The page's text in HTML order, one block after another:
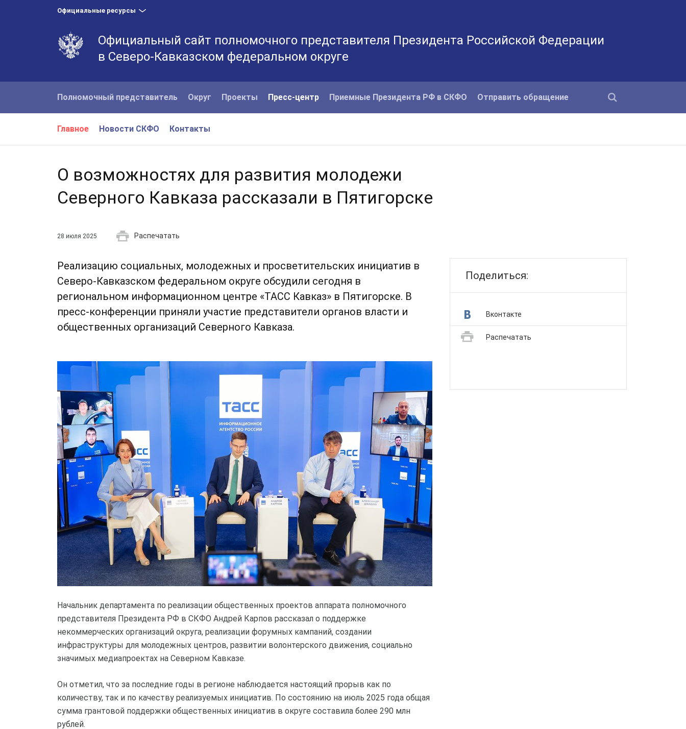
Официальные ресурсы
Официальный сайт полномочного представителя Президента Российской Федерации
в Северо-Кавказском федеральном округе
Полномочный представитель Округ Проекты Пресс-центр Приемные Президента РФ в СКФО Отправить обращение
Главное Новости СКФО Контакты
О возможностях для развития молодежи
Северного Кавказа рассказали в Пятигорске
28 июля 2025 Распечатать
Реализацию социальных, молодежных и просветительских инициатив в
Северо-Кавказском федеральном округе обсудили сегодня в
региональном информационном центре «ТАСС Кавказ» в Пятигорске. В
пресс-конференции приняли участие представители органов власти и
общественных организаций Северного Кавказа.
Начальник департамента по реализации общественных проектов аппарата полномочного
представителя Президента РФ в СКФО Андрей Карпов рассказал о поддержке
некоммерческих организаций округа, реализации форумных кампаний, создании
инфраструктуры для молодежных центров, развитии волонтерского движения, социально
значимых медиапроектах на Северном Кавказе.
Он отметил, что за последние годы в регионе наблюдается настоящий прорыв как по
количеству, так и по качеству реализуемых инициатив. По состоянию на июль 2025 года общая
сумма грантовой поддержки общественных инициатив в округе составила более 290 млн
рублей.
Поделиться:
Вконтакте
Распечатать